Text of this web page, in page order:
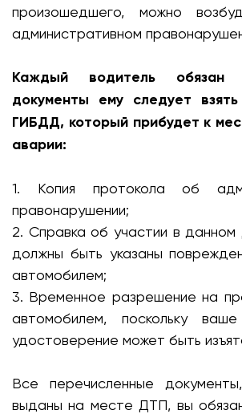
произошедшего, можно
административном
Каждый водитель обязан
документы ему следует
ГИБДД, который прибудет к
аварии:
1. Копия протокола об
правонарушении;
2. Справка об участии в
должны быть указаны
автомобилем;
3. Временное разрешение на
автомобилем, поскольку ваше
удостоверение может быть
Все перечисленные
выданы на месте ДТП, вы